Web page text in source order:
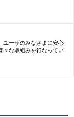
ユーザのみなさまに安心
々な取組みを行なってい